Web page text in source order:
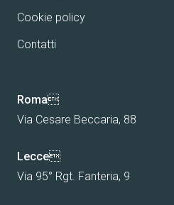
Cookie policy
Contatti
Roma
Via Cesare Beccaria, 88
Lecce
Via 95° Rgt. Fanteria, 9